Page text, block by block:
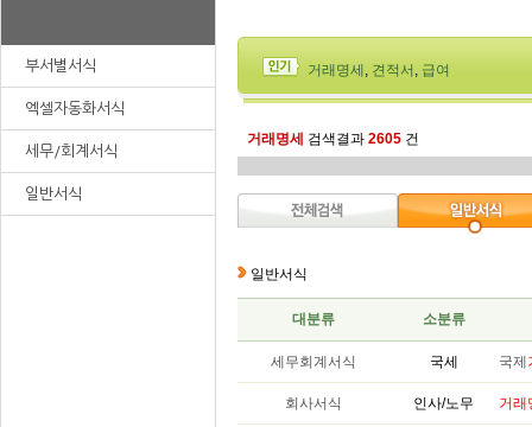
부서별서식
엑셀자동화서식
세무/회계서식
일반서식
거래명세 , 견적서 , 급여
거래명세 검색결과 2605 건
일반서식
대분류 소분류
세무회계서식 국세 국제
회사서식 인사/노무 거래